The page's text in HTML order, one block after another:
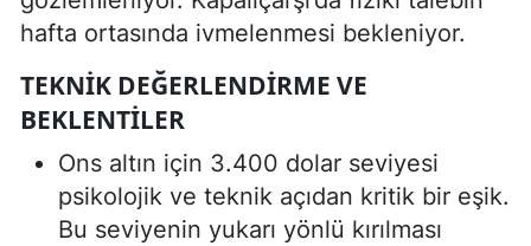
hafta ortasında ivmelenmesi bekleniyor.
TEKNIK DEĞERLENDIRME VE
BEKLENTILER
Ons altın için 3.400 dolar seviyesi
psikolojik ve teknik açıdan kritik bir eşik.
Bu seviyenin yukarı yönlü kırılması